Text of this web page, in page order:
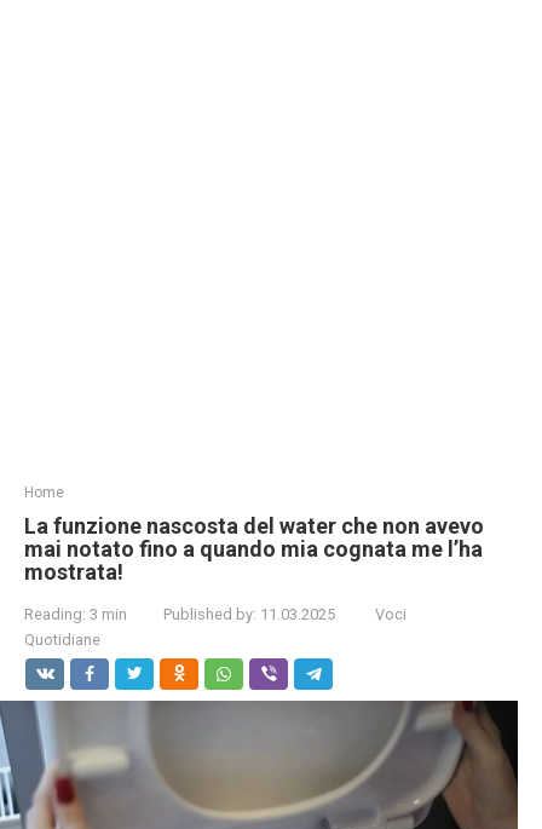
Home
La funzione nascosta del water che non avevo
mai notato fino a quando mia cognata me l’ha
mostrata!
Reading: 3 min Published by: 11.03.2025
Voci
Quotidiane